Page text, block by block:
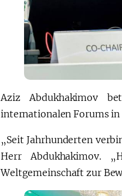
Aziz Abdukhakimov
internationalen Forums in
„Seit Jahrhunderten
Herr Abdukhakimov.
Weltgemeinschaft zur